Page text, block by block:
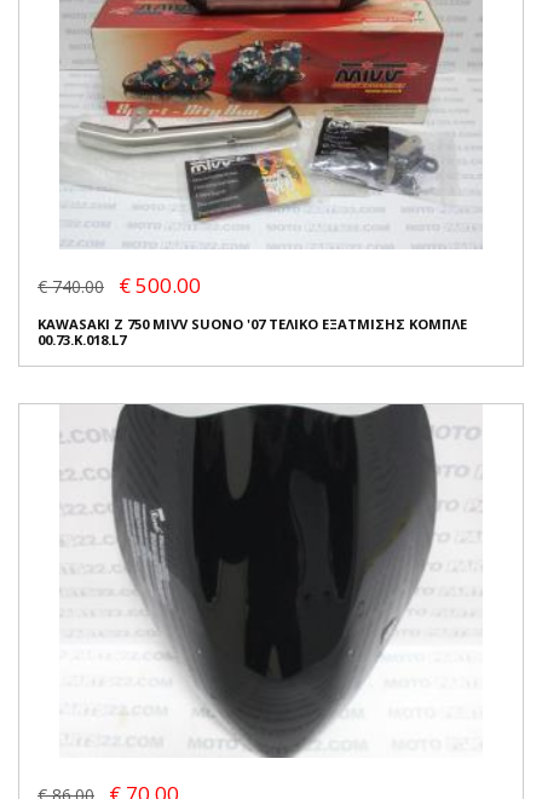
€ 740.00 € 500.00
KAWASAKI Z 750 MIVV SUONO '07 ΤΕΛΙΚΟ ΕΞΑΤΜΙΣΗΣ ΚΟΜΠΛΕ
00.73.K.018.L7